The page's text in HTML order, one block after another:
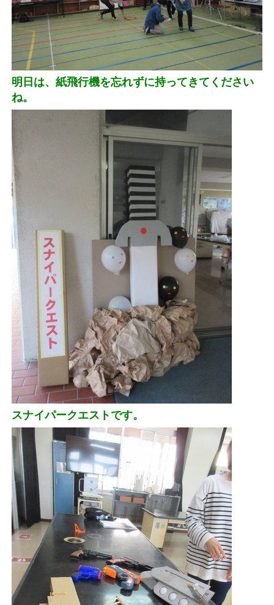
明日は、紙飛行機を忘れずに持ってきてください
ね。
スナイパークエストです。